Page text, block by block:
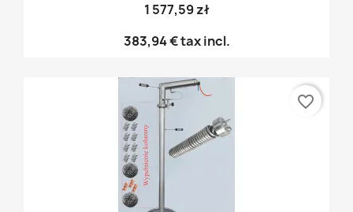
1 577,59 zł
383,94 €tax incl.
favorite_border